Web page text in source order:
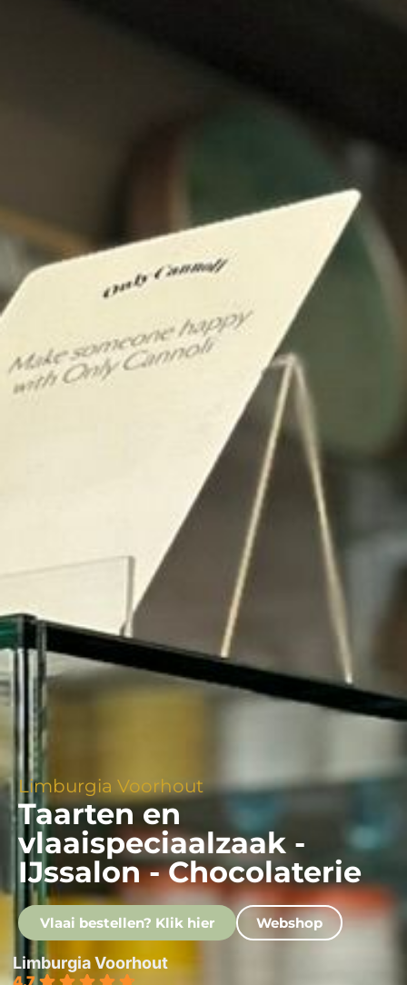
Limburgia Voorhout
Taarten en
vlaaispeciaalzaak -
IJssalon - Chocolaterie
Vlaai bestellen? Klik hier Webshop
Limburgia Voorhout
4.7